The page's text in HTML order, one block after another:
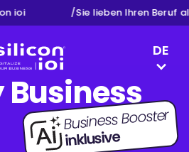
ioi /Sie lieben Ihren Beruf
Silicon ioi
DE
NL
FR
Business
Business Booster
inklusive